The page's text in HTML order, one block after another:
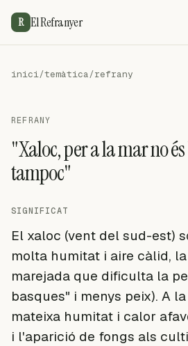
R El Refranyer
inici/temàtica/refrany
REFRANY
"Xaloc, per a la mar no
tampoc"
SIGNIFICAT
El xaloc (vent del sud-est)
molta humitat i aire càlid,
marejada que dificulta la
basques" i menys peix). A
mateixa humitat i calor
i l'aparició de fongs als